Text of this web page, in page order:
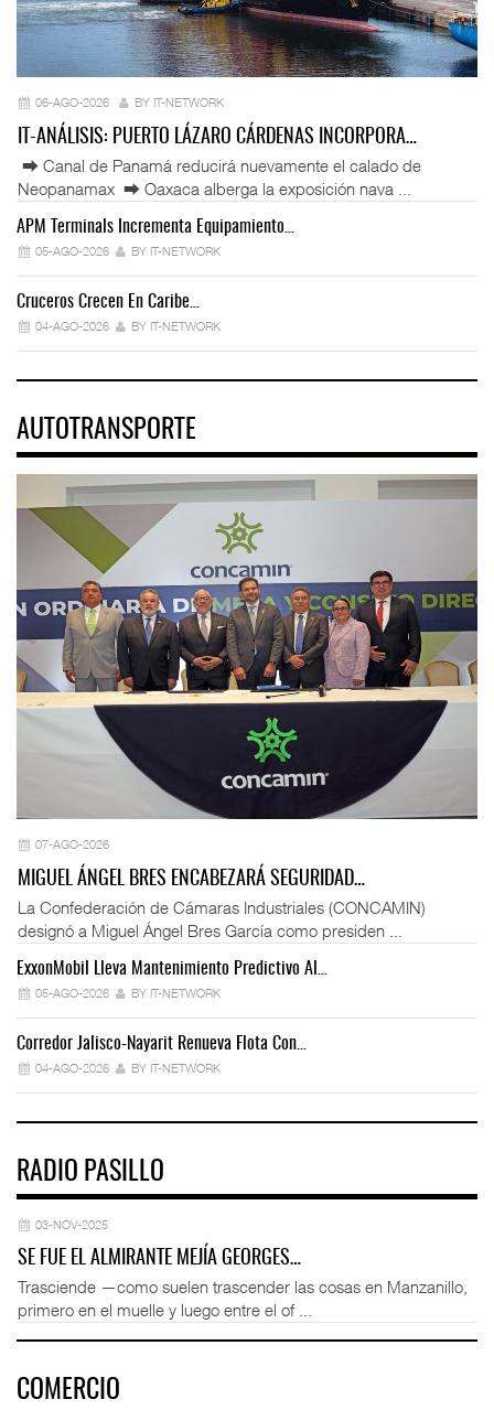
06-AGO-2026 BY IT-NETWORK
IT-ANÁLISIS: PUERTO LÁZARO CÁRDENAS INCORPORA…
⮕ Canal de Panamá reducirá nuevamente el calado de
Neopanamax ⮕ Oaxaca alberga la exposición nava ...
APM Terminals Incrementa Equipamiento…
05-AGO-2026 BY IT-NETWORK
Cruceros Crecen En Caribe…
04-AGO-2026 BY IT-NETWORK
AUTOTRANSPORTE
07-AGO-2026
MIGUEL ÁNGEL BRES ENCABEZARÁ SEGURIDAD…
La Confederación de Cámaras Industriales (CONCAMIN)
designó a Miguel Ángel Bres García como presiden ...
ExxonMobil Lleva Mantenimiento Predictivo Al…
05-AGO-2026 BY IT-NETWORK
Corredor Jalisco-Nayarit Renueva Flota Con…
04-AGO-2026 BY IT-NETWORK
RADIO PASILLO
03-NOV-2025
SE FUE EL ALMIRANTE MEJÍA GEORGES…
Trasciende —como suelen trascender las cosas en Manzanillo,
primero en el muelle y luego entre el of ...
COMERCIO